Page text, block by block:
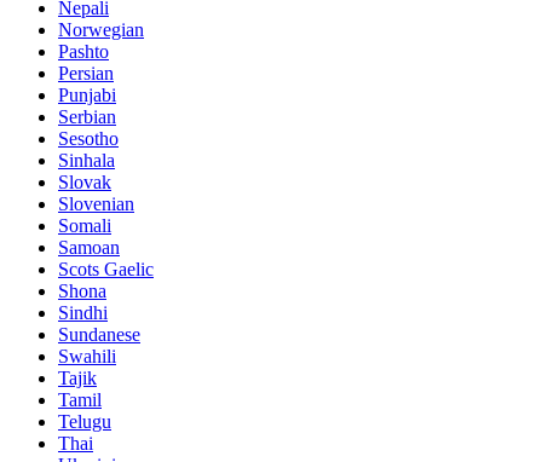
Nepali
Norwegian
Pashto
Persian
Punjabi
Serbian
Sesotho
Sinhala
Slovak
Slovenian
Somali
Samoan
Scots Gaelic
Shona
Sindhi
Sundanese
Swahili
Tajik
Tamil
Telugu
Thai